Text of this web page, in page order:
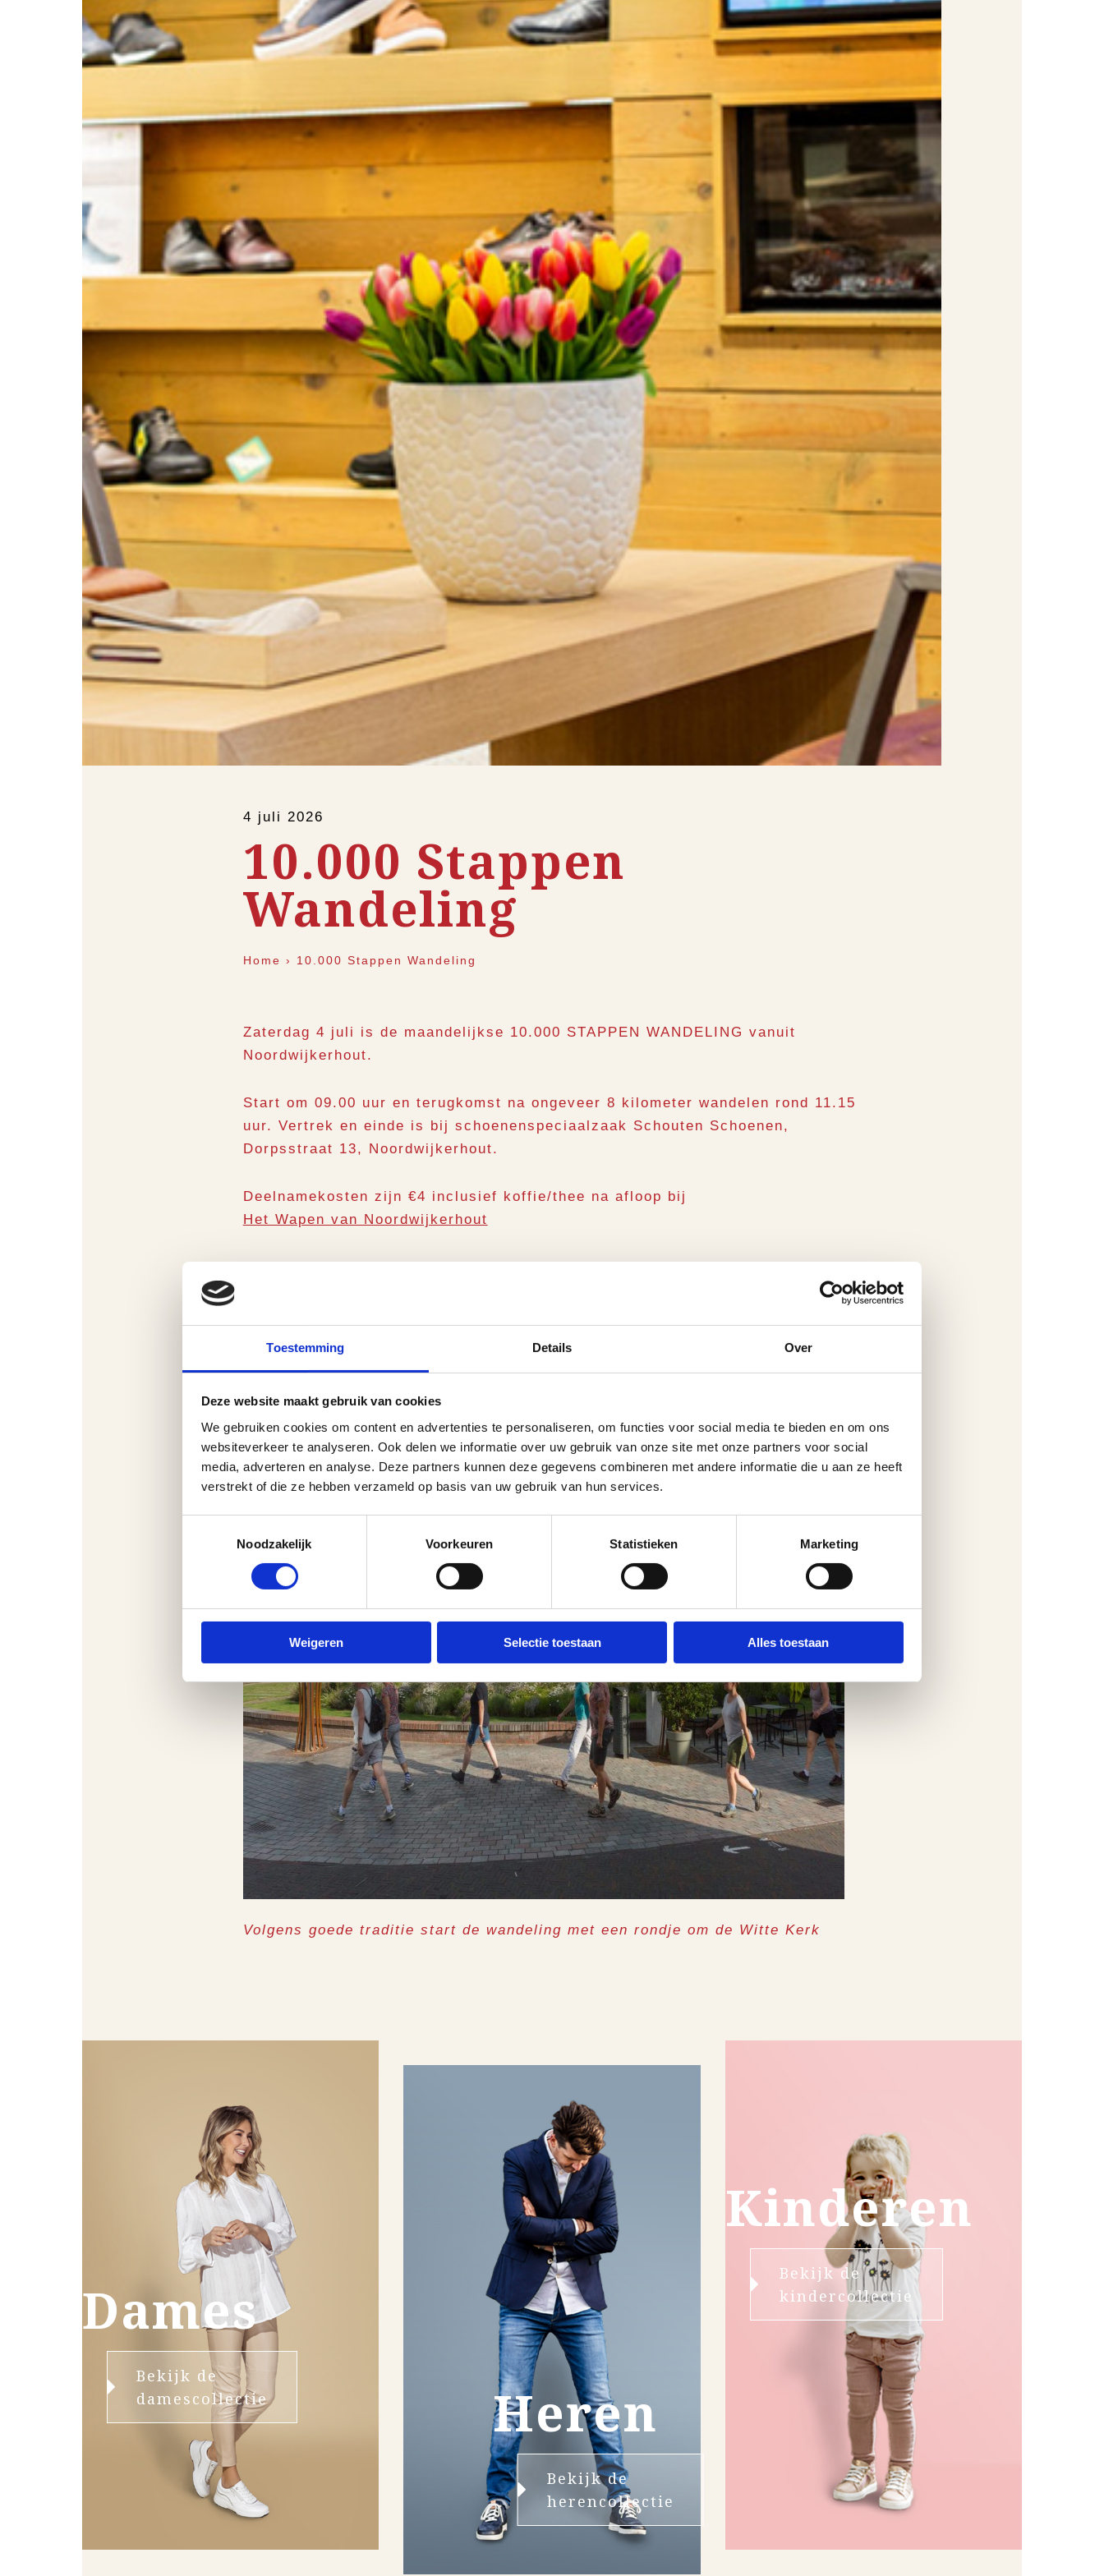
Toestemming Details Over
Deze website maakt gebruik van cookies
We gebruiken cookies om content en advertenties te personaliseren, om functies voor social media te bieden en om ons
websiteverkeer te analyseren. Ook delen we informatie over uw gebruik van onze site met onze partners voor social
media, adverteren en analyse. Deze partners kunnen deze gegevens combineren met andere informatie die u aan ze heeft
verstrekt of die ze hebben verzameld op basis van uw gebruik van hun services.
Noodzakelijk
Voorkeuren Statistieken Marketing
Weigeren Selectie toestaan Alles toestaan
4 juli 2026
10.000 Stappen
Wandeling
Home › 10.000 Stappen Wandeling
Zaterdag 4 juli is de maandelijkse 10.000 STAPPEN WANDELING vanuit
Noordwijkerhout.
Start om 09.00 uur en terugkomst na ongeveer 8 kilometer wandelen rond 11.15
uur. Vertrek en einde is bij schoenenspeciaalzaak Schouten Schoenen,
Dorpsstraat 13, Noordwijkerhout.
Deelnamekosten zijn €4 inclusief koffie/thee na afloop bij
Het Wapen van Noordwijkerhout
Volgens goede traditie start de wandeling met een rondje om de Witte Kerk
Dames
Bekijk de
damescollectie
Heren
Bekijk de
herencollectie
Kinderen
Bekijk de
kindercollectie